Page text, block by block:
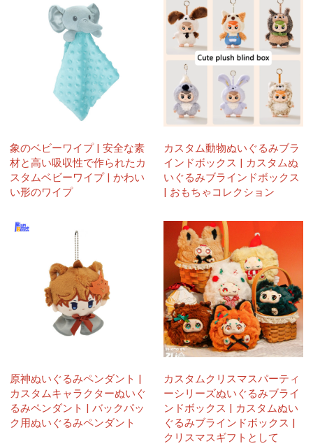
象のベビーワイプ | 安全な素
材と高い吸収性で作られたカ
スタムベビーワイプ | かわい
い形のワイプ
カスタム動物ぬいぐるみブラ
インドボックス | カスタムぬ
いぐるみブラインドボックス
| おもちゃコレクション
原神ぬいぐるみペンダント |
カスタムキャラクターぬいぐ
るみペンダント | バックパッ
ク用ぬいぐるみペンダント
カスタムクリスマスパーティ
ーシリーズぬいぐるみブライ
ンドボックス | カスタムぬい
ぐるみブラインドボックス |
クリスマスギフトとして